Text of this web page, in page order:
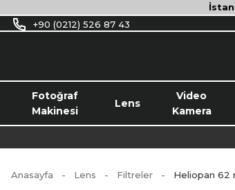
+90 (0212) 526 87 43
Fotoğraf
Makinesi
Lens
Video
Kamera
Anasayfa Lens Filtreler Heliopan 62